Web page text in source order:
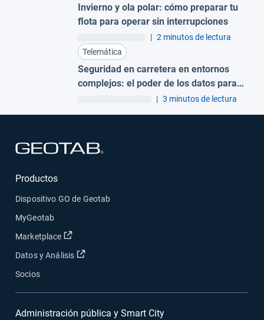
Invierno y ola polar: cómo preparar tu
flota para operar sin interrupciones
| 2 minutos de lectura
Telemática
Seguridad en carretera en entornos
complejos: el poder de los datos para
| 3 minutos de lectura
Productos
Dispositivo GO de Geotab
MyGeotab
Marketplace
Abrir en una nueva ventana
Datos y Análisis Abrir en una nueva ventana
Socios
Administración pública y Smart City